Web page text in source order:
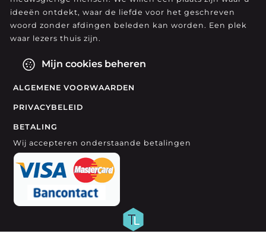
ideeën ontdekt, waar de liefde voor het geschreven
woord zonder afdingen beleden kan worden. Een plek
waar lezers thuis zijn.
Mijn cookies beheren
ALGEMENE VOORWAARDEN
PRIVACYBELEID
BETALING
Wij accepteren onderstaande betalingen